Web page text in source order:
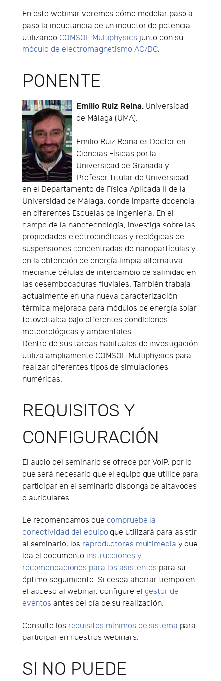
En este webinar veremos cómo modelar paso a
paso la inductancia de un inductor de potencia
utilizando COMSOL Multiphysics junto con su
módulo de electromagnetismo AC/DC.
PONENTE
Emilio Ruiz Reina. Universidad
de Málaga (UMA).
Emilio Ruiz Reina es Doctor en
Ciencias Físicas por la
Universidad de Granada y
Profesor Titular de Universidad
en el Departamento de Física Aplicada II de la
Universidad de Málaga, donde imparte docencia
en diferentes Escuelas de Ingeniería. En el
campo de la nanotecnología, investiga sobre las
propiedades electrocinéticas y reológicas de
suspensiones concentradas de nanopartículas y
en la obtención de energía limpia alternativa
mediante células de intercambio de salinidad en
las desembocaduras fluviales. También trabaja
actualmente en una nueva caracterización
térmica mejorada para módulos de energía solar
fotovoltaica bajo diferentes condiciones
meteorológicas y ambientales.
Dentro de sus tareas habituales de investigación
utiliza ampliamente COMSOL Multiphysics para
realizar diferentes tipos de simulaciones
numéricas.
REQUISITOS Y
CONFIGURACIÓN
El audio del seminario se ofrece por VoIP, por lo
que será necesario que el equipo que utilice para
participar en el seminario disponga de altavoces
o auriculares.
Le recomendamos que compruebe la
conectividad del equipo que utilizará para asistir
al seminario, los reproductores multimedia y que
lea el documento instrucciones y
recomendaciones para los asistentes para su
óptimo seguimiento. Si desea ahorrar tiempo en
el acceso al webinar, configure el gestor de
eventos antes del día de su realización.
Consulte los requisitos mínimos de sistema para
participar en nuestros webinars.
SI NO PUEDE